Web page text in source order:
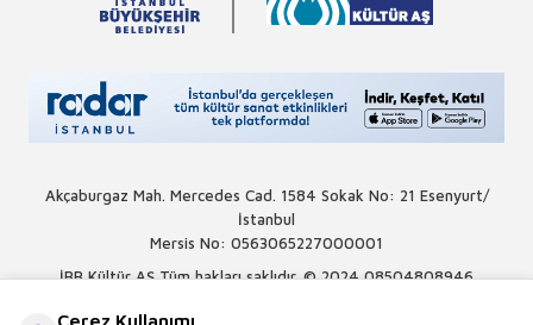
Akçaburgaz Mah. Mercedes Cad. 1584 Sokak No: 21 Esenyurt/
İstanbul
Mersis No: 0563065227000001
İBB Kültür AŞ Tüm hakları saklıdır. © 2024 08504808946
Çerez Kullanımı